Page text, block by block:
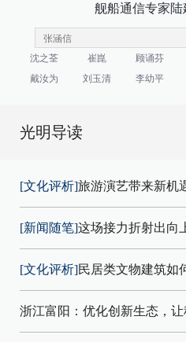
舰船通信专家
沈之荃 崔崑 顾诵芬
戴汝为
刘玉清 李幼平
光明导读
[文化评析]旅游演艺带来新机
[新闻随笔]这场接力折射出向
[文化评析]民居类文物建筑如
浙江富阳：优化创新生态，